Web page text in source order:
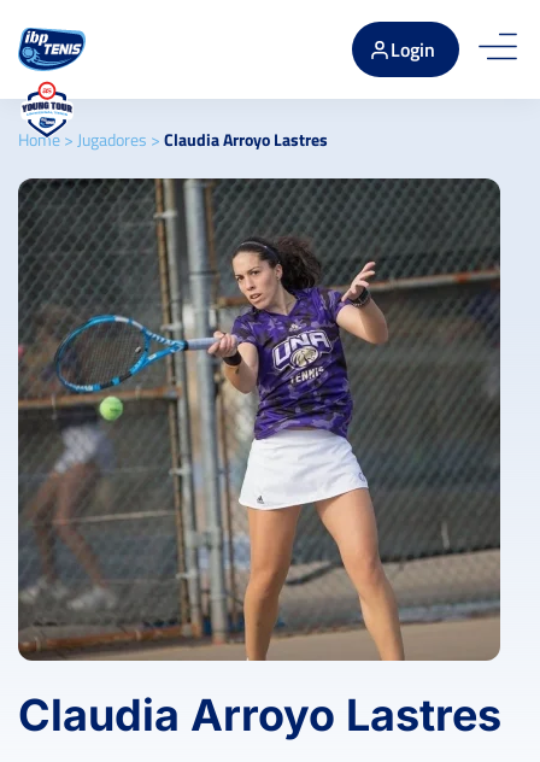
Login
Home> Jugadores >Claudia Arroyo Lastres
Claudia Arroyo Lastres